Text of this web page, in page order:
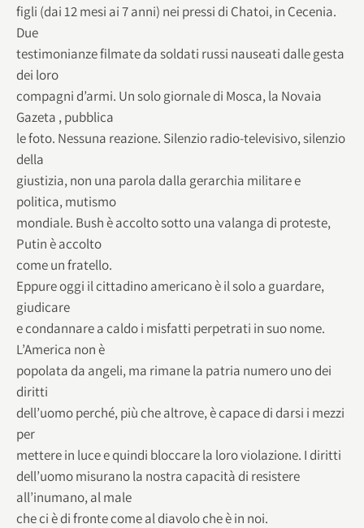
figli (dai 12 mesi ai 7 anni) nei pressi di Chatoi, in Cecenia.
Due
testimonianze filmate da soldati russi nauseati dalle gesta
dei loro
compagni d’armi. Un solo giornale di Mosca, la Novaia
Gazeta , pubblica
le foto. Nessuna reazione. Silenzio radio-televisivo, silenzio
della
giustizia, non una parola dalla gerarchia militare e
politica, mutismo
mondiale. Bush è accolto sotto una valanga di proteste,
Putin è accolto
come un fratello.
Eppure oggi il cittadino americano è il solo a guardare,
giudicare
e condannare a caldo i misfatti perpetrati in suo nome.
L’America non è
popolata da angeli, ma rimane la patria numero uno dei
diritti
dell’uomo perché, più che altrove, è capace di darsi i mezzi
per
mettere in luce e quindi bloccare la loro violazione. I diritti
dell’uomo misurano la nostra capacità di resistere
all’inumano, al male
che ci è di fronte come al diavolo che è in noi.